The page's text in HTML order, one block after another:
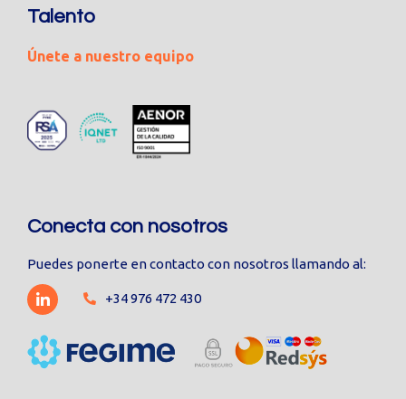
Talento
Únete a nuestro equipo
Conecta con nosotros
Puedes ponerte en contacto con nosotros llamando al:
+34 976 472 430